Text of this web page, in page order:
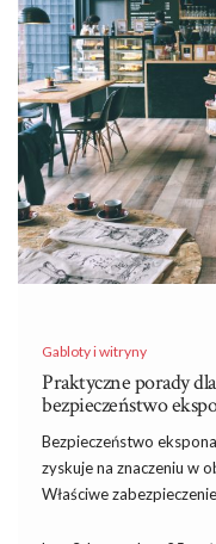
Gabloty i witryny
Praktyczne porady
bezpieczeństwo
Bezpieczeństwo
zyskuje na znaczeniu w
Właściwe